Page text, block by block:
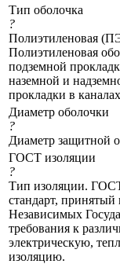
Тип оболочка
?
Полиэтиленовая
Полиэтиленовая
подземной
наземной и
прокладки в
Диаметр оболочки
?
Диаметр защитной
ГОСТ изоляции
?
Тип изоляции.
стандарт,
Независимых
требования к
электрическую,
изоляцию.